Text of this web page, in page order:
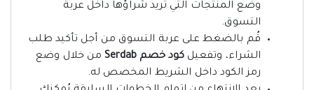
وضع المنتجات التي تريد شراؤها داخل عربة
التسوق.
قُم بالضغط على عربة التسوق من أجل تأكيد طلب
الشراء، وتفعيل كود خصم Serdab
من خلال وضع
رمز الكود داخل الشريط المخصص له.